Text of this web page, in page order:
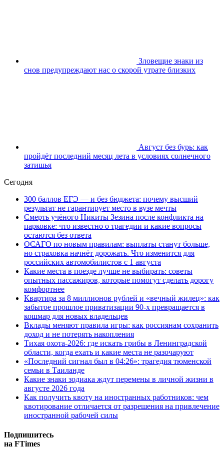
Зловещие знаки из
снов предупреждают нас о скорой утрате близких
Август без бурь: как
пройдёт последний месяц лета в условиях солнечного
затишья
Сегодня
300 баллов ЕГЭ — и без бюджета: почему высший
результат не гарантирует место в вузе мечты
Смерть учёного Никиты Зезина после конфликта на
парковке: что известно о трагедии и какие вопросы
остаются без ответа
ОСАГО по новым правилам: выплаты станут больше,
но страховка начнёт дорожать. Что изменится для
российских автомобилистов с 1 августа
Какие места в поезде лучше не выбирать: советы
опытных пассажиров, которые помогут сделать дорогу
комфортнее
Квартира за 8 миллионов рублей и «вечный жилец»: как
забытое прошлое приватизации 90-х превращается в
кошмар для новых владельцев
Вклады меняют правила игры: как россиянам сохранить
доход и не потерять накопления
Тихая охота-2026: где искать грибы в Ленинградской
области, когда ехать и какие места не разочаруют
«Последний сигнал был в 04:26»: трагедия тюменской
семьи в Таиланде
Какие знаки зодиака ждут перемены в личной жизни в
августе 2026 года
Как получить квоту на иностранных работников: чем
квотирование отличается от разрешения на привлечение
иностранной рабочей силы
Подпишитесь
на FTimes